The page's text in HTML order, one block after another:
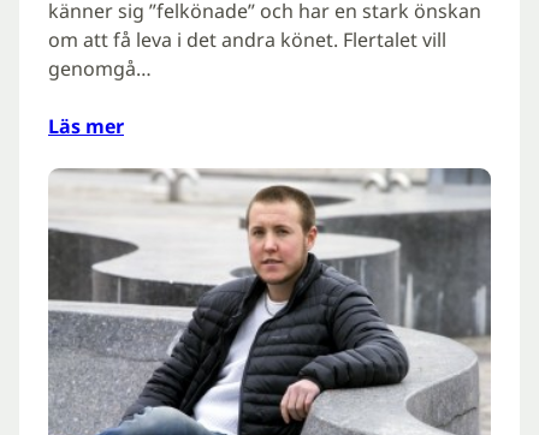
känner sig ”felkönade” och har en stark önskan
om att få leva i det andra könet. Flertalet vill
genomgå…
Läs mer